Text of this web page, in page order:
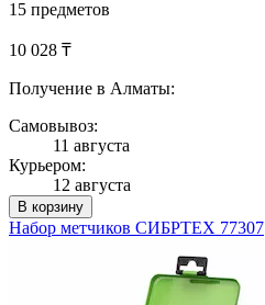
15 предметов
10 028 ₸
Получение в Алматы:
Самовывоз:
11 августа
Курьером:
12 августа
В корзину
Набор метчиков СИБРТЕХ 77307